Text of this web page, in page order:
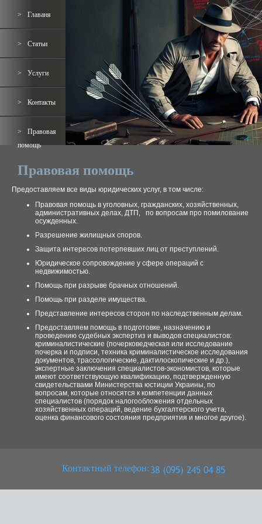
Главаня
Статьи
Услуги
Контакты
Правовая
помощь
Правовая помощь
Предоставляем все виды юридических услуг, в том числе:
Правовая помощь в уголовных, гражданских, хозяйственных,
административных делах, ДТП, по вопросам про помилование
осужденных.
Разрешение жилищных споров.
Защита интересов потерпевших лиц от преступлений.
Юридическое сопровождение у сфере операций с
недвижимостью.
Помощь при разрыве брачных отношений.
Помощь при разделе имущества.
Представление интересов сторон по наследственным делам.
Предоставляем помощь в подготовке, назначению и
проведению судебных экспертиз и выводов специалистов:
криминалистические (почерковедческая или исследование
почерка и подписи, техника криминалистическое исследования
документов, трассологические, дактилоскопические и др.),
экспертные заключения специалистов-экономистов, которые
имеют соответствующую квалификацию, подтвержденную
свидетельствами Министерства юстиции Украины, по
вопросам, которые относятся к компетенции данных
специалистов (порядок налогообложения отдельных
хозяйственных операций, ведение бухгалтерского учета,
оценка финансового состояния предприятия и многое другое).
Контактный телефон: